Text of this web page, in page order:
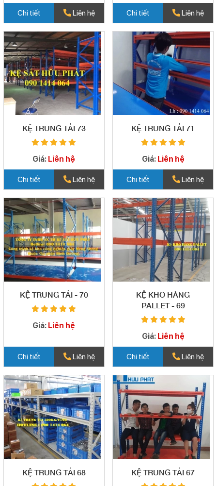
Chi tiết Liên hệ Chi tiết Liên hệ
KỆ TRUNG TẢI 73
Giá: Liên hệ
Chi tiết Liên hệ
KỆ TRUNG TẢI 71
Giá: Liên hệ
Chi tiết Liên hệ
KỆ TRUNG TẢI - 70
Giá: Liên hệ
Chi tiết Liên hệ
KỆ KHO HÀNG
PALLET - 69
Giá: Liên hệ
Chi tiết Liên hệ
KỆ TRUNG TẢI 68 KỆ TRUNG TẢI 67